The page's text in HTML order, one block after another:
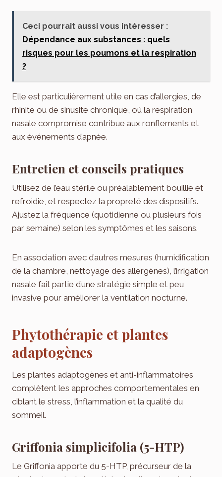
Ceci pourrait aussi vous intéresser :
Dépendance aux substances : quels
risques pour les poumons et la respiration
?
Elle est particulièrement utile en cas d’allergies, de
rhinite ou de sinusite chronique, où la respiration
nasale compromise contribue aux ronflements et
aux événements d’apnée.
Entretien et conseils pratiques
Utilisez de l’eau stérile ou préalablement bouillie et
refroidie, et respectez la propreté des dispositifs.
Ajustez la fréquence (quotidienne ou plusieurs fois
par semaine) selon les symptômes et les saisons.
En association avec d’autres mesures (humidification
de la chambre, nettoyage des allergènes), l’irrigation
nasale fait partie d’une stratégie simple et peu
invasive pour améliorer la ventilation nocturne.
Phytothérapie et plantes
adaptogènes
Les plantes adaptogènes et anti-inflammatoires
complètent les approches comportementales en
ciblant le stress, l’inflammation et la qualité du
sommeil.
Griffonia simplicifolia (5-HTP)
Le Griffonia apporte du 5-HTP, précurseur de la